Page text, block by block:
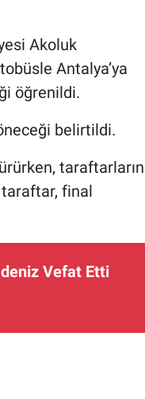
Akoluk
Antalya’ya
öğrenildi.
belirtildi.
taraftarların
taraftar, final
Vefat Etti